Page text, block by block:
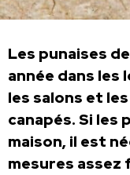
Les punaises
année dans
les salons et
canapés. Si les
maison, il est
mesures assez